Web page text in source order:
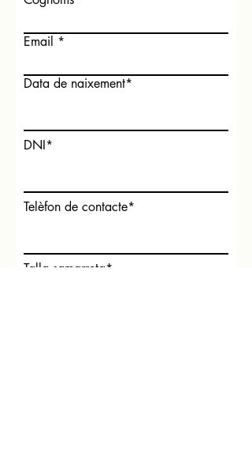
Email
Data de naixement*
DNI*
Telèfon de contacte*
Talla samarreta*